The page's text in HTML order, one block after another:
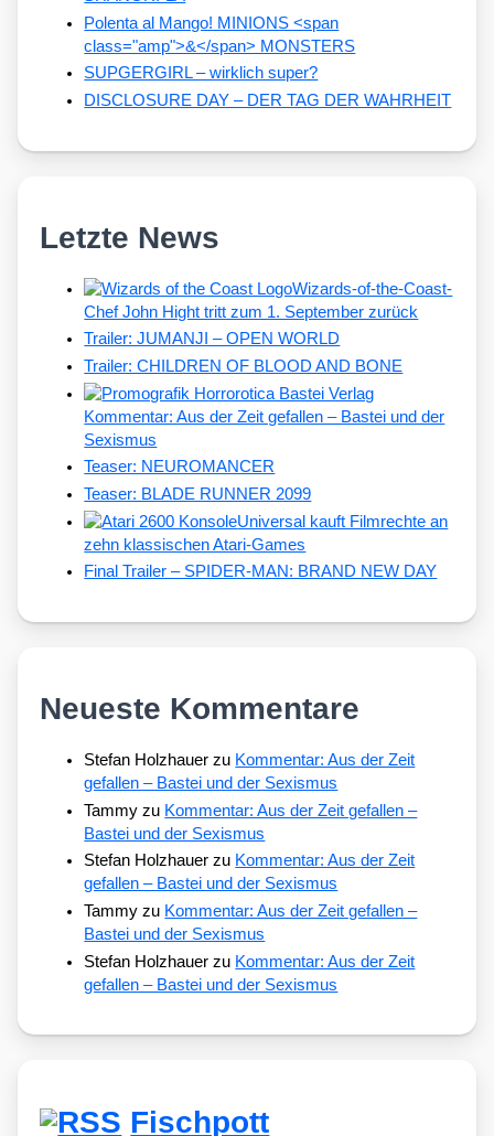
Polenta al Mango! MINIONS <span
class="amp">&</span> MONSTERS
SUPGERGIRL – wirklich super?
DISCLOSURE DAY – DER TAG DER WAHRHEIT
Letzte News
Wizards-of-the-Coast-
Chef John Hight tritt zum 1. September zurück
Trailer: JUMANJI – OPEN WORLD
Trailer: CHILDREN OF BLOOD AND BONE
Kommentar: Aus der Zeit gefallen – Bastei und der
Sexismus
Teaser: NEUROMANCER
Teaser: BLADE RUNNER 2099
Universal kauft Filmrechte an
zehn klassischen Atari-Games
Final Trailer – SPIDER-MAN: BRAND NEW DAY
Neueste Kommentare
Stefan Holzhauer zu Kommentar: Aus der Zeit
gefallen – Bastei und der Sexismus
Tammy zu Kommentar: Aus der Zeit gefallen –
Bastei und der Sexismus
Stefan Holzhauer zu Kommentar: Aus der Zeit
gefallen – Bastei und der Sexismus
Tammy zu Kommentar: Aus der Zeit gefallen –
Bastei und der Sexismus
Stefan Holzhauer zu Kommentar: Aus der Zeit
gefallen – Bastei und der Sexismus
Fischpott